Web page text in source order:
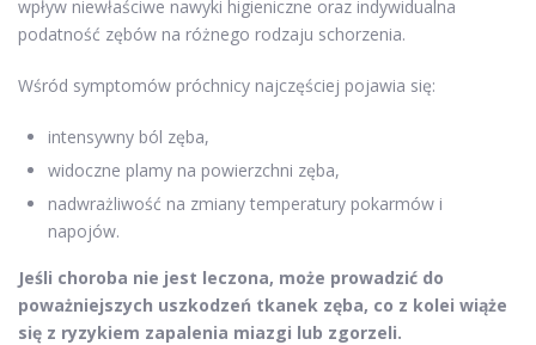
wpływ niewłaściwe nawyki higieniczne oraz indywidualna
podatność zębów na różnego rodzaju schorzenia.
Wśród symptomów próchnicy najczęściej pojawia się:
intensywny ból zęba,
widoczne plamy na powierzchni zęba,
nadwrażliwość na zmiany temperatury pokarmów i
napojów.
Jeśli choroba nie jest leczona, może prowadzić do
poważniejszych uszkodzeń tkanek zęba, co z kolei wiąże
się z ryzykiem zapalenia miazgi lub zgorzeli.